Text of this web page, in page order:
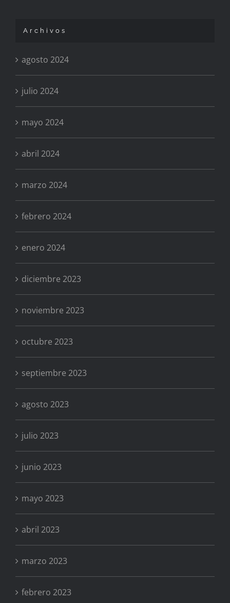
Archivos
agosto 2024
julio 2024
mayo 2024
abril 2024
marzo 2024
febrero 2024
enero 2024
diciembre 2023
noviembre 2023
octubre 2023
septiembre 2023
agosto 2023
julio 2023
junio 2023
mayo 2023
abril 2023
marzo 2023
febrero 2023